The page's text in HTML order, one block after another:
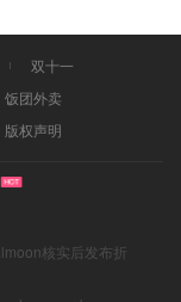
双十一
饭团外卖
版权声明
核实后发布折